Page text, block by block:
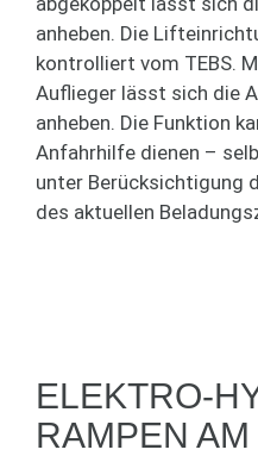
anheben. Die
kontrolliert vom TEBS.
Auflieger lässt sich die
anheben. Die Funktion
Anfahrhilfe dienen –
unter Berücksichtigung
des aktuellen
ELEKTRO-
RAMPEN